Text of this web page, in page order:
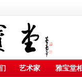
艺术家 雅宝堂